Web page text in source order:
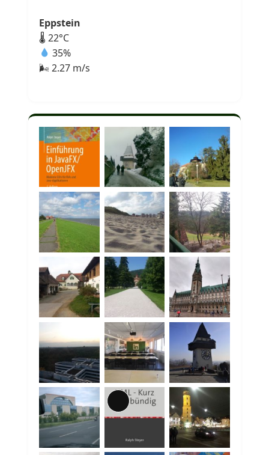
Eppstein
🌡 22°C
35%
🌬 2.27 m/s
Lange
Beschreibung